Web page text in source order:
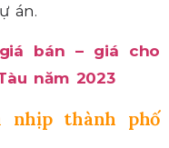
án.
bán – giá cho
năm 2023
nhịp thành phố